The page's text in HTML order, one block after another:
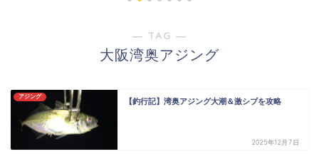
― TAG ―
大阪湾奥アジング
アジング
【釣行記】湾奥アジング大潮＆激シブを攻略
2025年12月7日